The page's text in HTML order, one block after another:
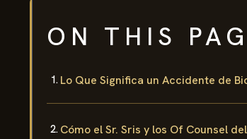
ON THIS
Lo Que Significa un Accidente de
Cómo el Sr. Sris y los Of Counsel